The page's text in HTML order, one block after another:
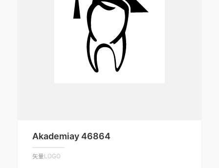
Akademiay 46864
矢量LOGO